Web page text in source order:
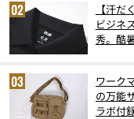
【汗
ビジネ
秀。酷
ワーク
の万能
ラボ付